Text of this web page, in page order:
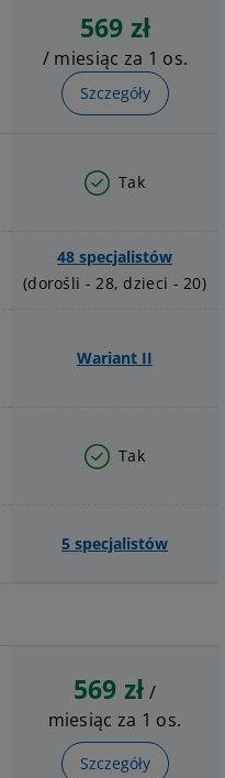
569 zł
/ miesiąc za 1 os.
Szczegóły
Tak
48 specjalistów
(dorośli - 28, dzieci - 20)
Wariant II
Tak
5 specjalistów
569 zł /
miesiąc za 1 os.
Szczegóły